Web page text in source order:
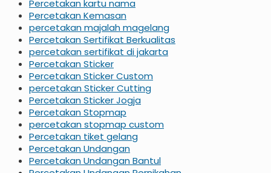
Percetakan kartu nama
Percetakan Kemasan
percetakan majalah magelang
Percetakan Sertifikat Berkualitas
percetakan sertifikat di jakarta
Percetakan Sticker
Percetakan Sticker Custom
percetakan Sticker Cutting
Percetakan Sticker Jogja
Percetakan Stopmap
percetakan stopmap custom
Percetakan tiket gelang
Percetakan Undangan
Percetakan Undangan Bantul